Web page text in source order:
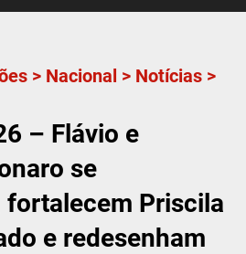
> Nacional > Notícias >
– Flávio e
se
fortalecem Priscila
e redesenham